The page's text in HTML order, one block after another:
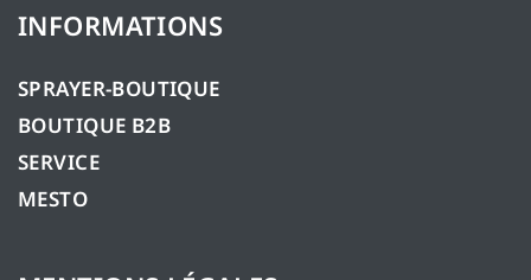
INFORMATIONS
SPRAYER-BOUTIQUE
BOUTIQUE B2B
SERVICE
MESTO